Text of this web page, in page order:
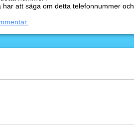
har att säga om detta telefonnummer och